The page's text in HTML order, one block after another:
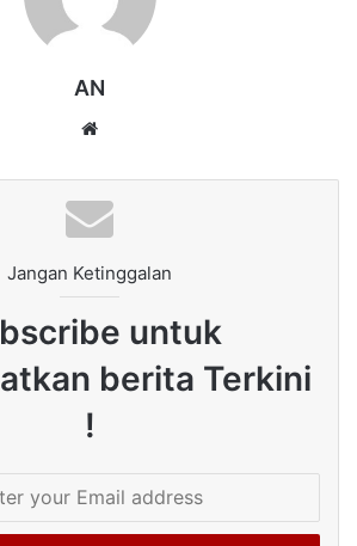
AN
Jangan Ketinggalan
untuk
berita Terkini
!